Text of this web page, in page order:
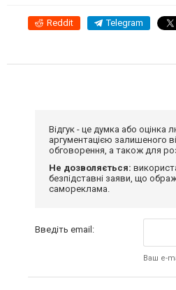
Reddit Telegram
Відгук - це думка або
аргументацією залишеного
обговорення, а також для
Не дозволяється:
безпідставні заяви, що
самореклама.
Введіть email:
Ваш e-